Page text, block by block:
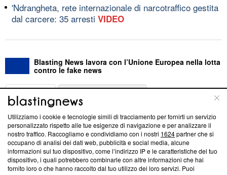
'Ndrangheta, rete internazionale di narcotraffico gestita
dal carcere: 35 arresti VIDEO
Blasting News lavora con l’Unione Europea nella lotta
contro le fake news
ABOUT
Questa sezione offre informazioni trasparenti su Blasting
News, sui nostri processi editoriali e su come ci impegniamo a
creare news di qualità. Inoltre, afferma la nostra aderenza a
‘Trust Project - News with Integrity’Blasting News non è
ancora membro del programma, ma ha richiesto di farne
Utilizziamo i cookie e tecnologie simili di tracciamento per fornirti un servizio
personalizzato rispetto alle tue esigenze di navigazione e per analizzare il
nostro traffico. Raccogliamo e condividiamo con i nostri 1624partner che si
occupano di analisi dei dati web, pubblicità e social media, alcune
informazioni sul tuo dispositivo, come l’indirizzo IP e le caratteristiche del tuo
dispositivo, i quali potrebbero combinarle con altre informazioni che hai
fornito loro o che hanno raccolto dal tuo utilizzo dei loro servizi. Puoi